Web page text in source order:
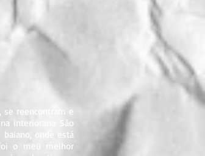
se reencontram e
interiorana São
onde está
o meu melhor